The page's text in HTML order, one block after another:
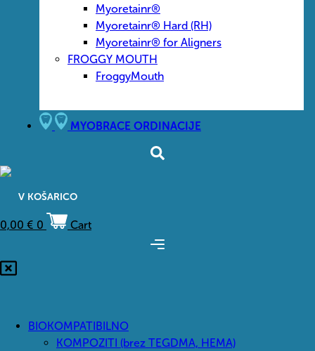
Myoretainr®
Myoretainr® Hard (RH)
Myoretainr® for Aligners
FROGGY MOUTH
FroggyMouth
MYOBRACE ORDINACIJE
V KOŠARICO
0,00 € 0 Cart
BIOKOMPATIBILNO
KOMPOZITI (brez TEGDMA, HEMA)